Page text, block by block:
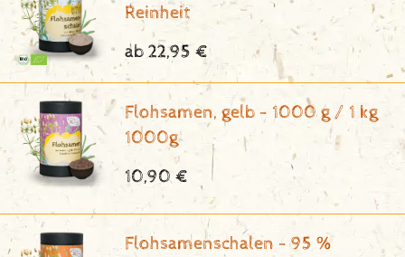
Reinheit
ab 22,95 €
Flohsamen, gelb - 1000 g / 1 kg
1000g
10,90 €
Flohsamenschalen - 95 %